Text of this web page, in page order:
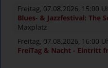
Freitag, 07.08.2026, 15:00
Blues- & Jazzfestival: The
Maxplatz
Freitag, 07.08.2026, 16:00
FreiTag & Nacht - Eintritt